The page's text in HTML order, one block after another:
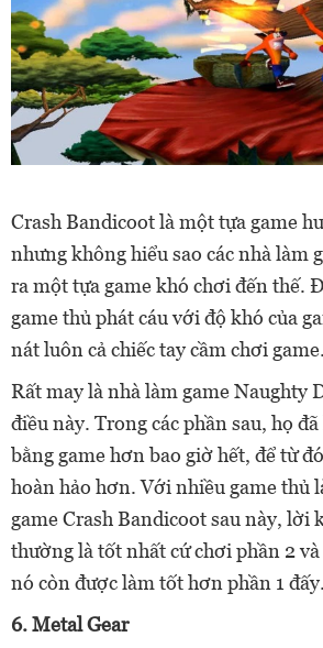
Crash Bandicoot là một tựa game
nhưng không hiểu sao các nhà làm
ra một tựa game khó chơi đến thế.
game thủ phát cáu với độ khó của
nát luôn cả chiếc tay cầm chơi game.
Rất may là nhà làm game Naughty
điều này. Trong các phần sau, họ
bằng game hơn bao giờ hết, để từ
hoàn hảo hơn. Với nhiều game thủ
game Crash Bandicoot sau này, lời
thường là tốt nhất cứ chơi phần 2
nó còn được làm tốt hơn phần 1 đấy.
6. Metal Gear